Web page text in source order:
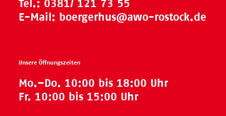
Tel.: 0381/ 121 73 55
E-Mail: boergerhus@awo-rostock.de
Unsere Öffnungszeiten
Mo.–Do. 10:00 bis 18:00 Uhr
Fr. 10:00 bis 15:00 Uhr